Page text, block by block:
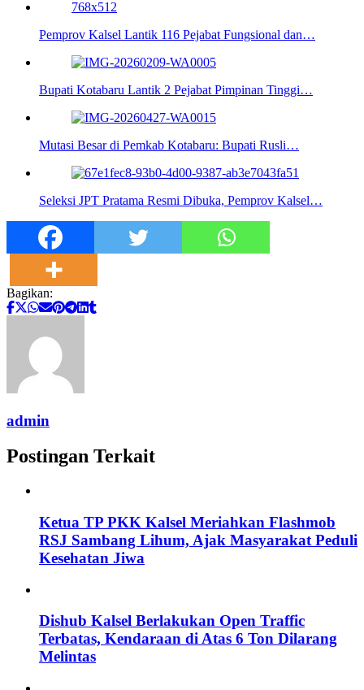
Pemprov Kalsel Lantik 116 Pejabat Fungsional dan…
Bupati Kotabaru Lantik 2 Pejabat Pimpinan Tinggi…
Mutasi Besar di Pemkab Kotabaru: Bupati Rusli…
Seleksi JPT Pratama Resmi Dibuka, Pemprov Kalsel…
Bagikan:
admin
Postingan Terkait
Ketua TP PKK Kalsel Meriahkan Flashmob
RSJ Sambang Lihum, Ajak Masyarakat Peduli
Kesehatan Jiwa
Dishub Kalsel Berlakukan Open Traffic
Terbatas, Kendaraan di Atas 6 Ton Dilarang
Melintas